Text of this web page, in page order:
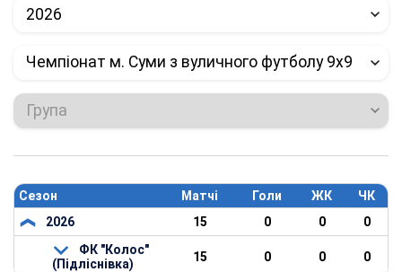
2026
Чемпіонат м. Суми з вуличного футболу 9х9
Група
Сезон Матчі Голи ЖК
ЧК
2026
15 0 0
0
ФК "Колос"
(Підліснівка)
15 0 0 0